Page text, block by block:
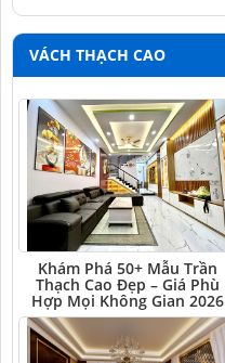
VÁCH THẠCH CAO
Khám Phá 50+ Mẫu Trần
Thạch Cao Đẹp – Giá Phù
Hợp Mọi Không Gian 2026